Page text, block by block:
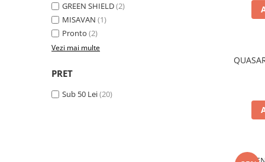
Detergent pudra
Parfum de rufe
Solutii de scos pete
Tablete & Capsule
GREEN SHIELD(2)
MISAVAN (1)
Pronto (2)
Vezi mai multe
PRET
Sub 50 Lei(20)